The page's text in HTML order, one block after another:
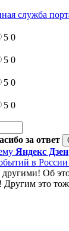
служба
5 0
5 0
5 0
5 0
за ответ
Яндекс Дзен
в
другими! Об
Другим это